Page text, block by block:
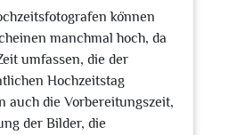
können
manchmal hoch, da
umfassen, die der
Hochzeitstag
auch die Vorbereitungszeit,
der Bilder, die